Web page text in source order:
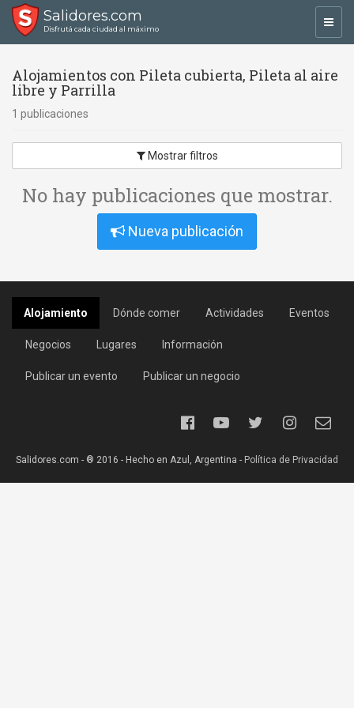
Salidores.com
Disfrutá cada ciudad al máximo
Alojamientos con Pileta cubierta, Pileta al aire
libre y Parrilla
1 publicaciones
Mostrar filtros
No hay publicaciones que mostrar.
Nueva publicación
Alojamiento Dónde comer Actividades Eventos
Negocios Lugares Información
Publicar un evento Publicar un negocio
Salidores.com - ® 2016 - Hecho en Azul, Argentina - Política de Privacidad